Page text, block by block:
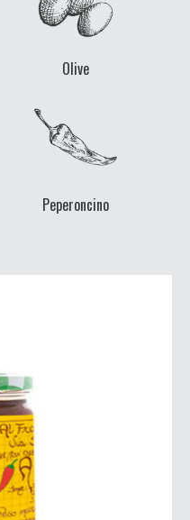
Olive
Peperoncino